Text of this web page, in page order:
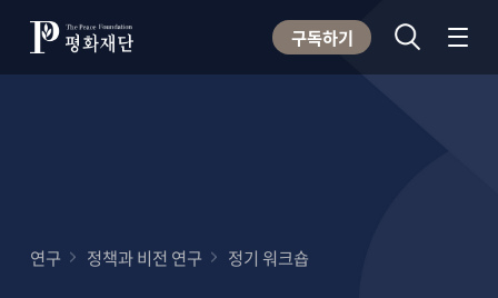
구독하기
연구 정책과 비전 연구 정기 워크숍